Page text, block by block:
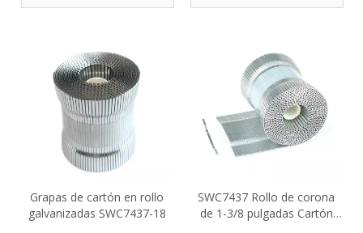
Grapas de cartón en rollo
galvanizadas SWC7437-18
SWC7437 Rollo de corona
de 1-3/8 pulgadas Cartón